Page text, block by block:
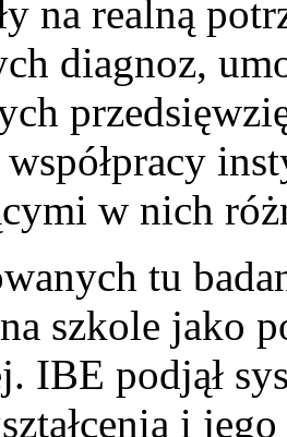
na realną
diagnoz,
w nich
tu
szkole jako
IBE podjął
i